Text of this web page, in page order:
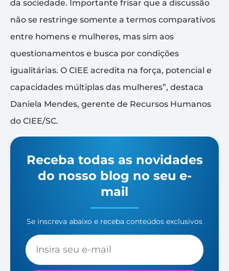
da sociedade. Importante frisar que a discussão
não se restringe somente a termos comparativos
entre homens e mulheres, mas sim aos
questionamentos e busca por condições
igualitárias. O CIEE acredita na força, potencial e
capacidades múltiplas das mulheres”, destaca
Daniela Mendes, gerente de Recursos Humanos
do CIEE/SC.
Receba todas as novidades
do nosso blog no seu e-
mail
Se inscreva abaixo e receba conteúdos exclusivos